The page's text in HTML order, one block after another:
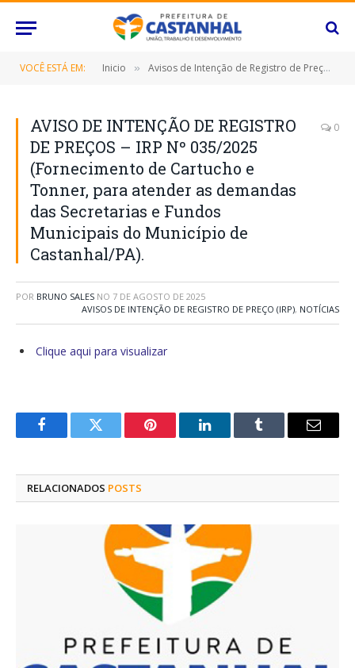
VOCÊ ESTÁ EM: Inicio » Avisos de Intenção de Registro de Preço (IRP)
AVISO DE INTENÇÃO DE REGISTRO
DE PREÇOS – IRP Nº 035/2025
(Fornecimento de Cartucho e
Tonner, para atender as demandas
das Secretarias e Fundos
Municipais do Município de
Castanhal/PA).
0
POR BRUNO SALES NO 7 DE AGOSTO DE 2025
AVISOS DE INTENÇÃO DE REGISTRO DE PREÇO (IRP), NOTÍCIAS
Clique aqui para visualizar
FacebookTwitter Pinterest O
Tumblr
E-
RELACIONADOS POSTS